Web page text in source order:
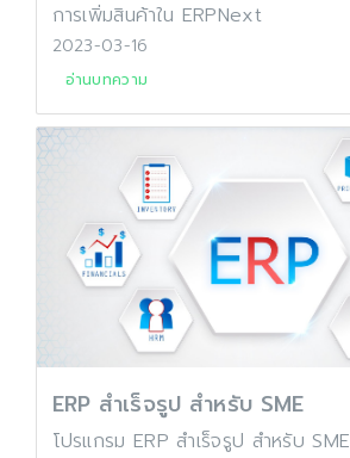
การเพิ่มสินค้าใน ERPNext
2023-03-16
อ่านบทความ
ERP สำเร็จรูป สำหรับ SME
โปรแกรม ERP สำเร็จรูป สำหรับ SME